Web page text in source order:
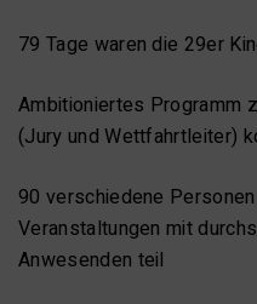
79 Tage waren die 29er
Ambitioniertes Programm
(Jury und Wettfahrtleiter)
90 verschiedene
Veranstaltungen mit
Anwesenden teil